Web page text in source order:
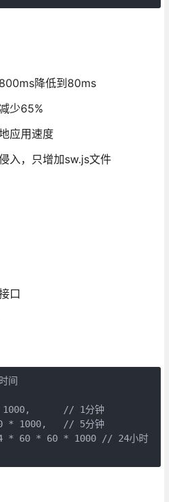
降低到80ms
少65%
应用速度
入，只增加sw.js文件
口
间
// 1分钟
* 1000,   // 5分钟
* 60 * 60 * 1000 // 24小时